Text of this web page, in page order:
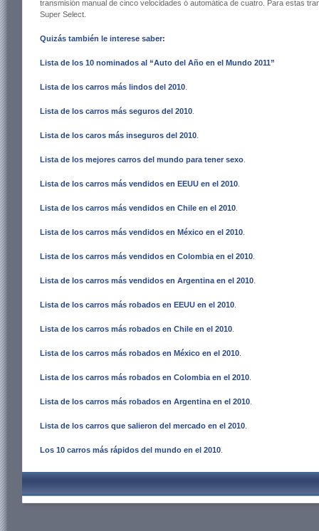
transmisión manual de cinco velocidades ó automática de cuatro. Para estas
Super Select.
Quizás también le interese saber:
Lista de los 10 nominados al “Auto del Año en el Mundo 2011”
Lista de los carros más lindos del 2010
Lista de los carros más seguros del 2010
Lista de los caros más inseguros del 2010
Lista de los mejores carros del mundo para tener sexo
Lista de los carros más vendidos en EEUU en el 2010
Lista de los carros más vendidos en Chile en el 2010
Lista de los carros más vendidos en México en el 2010
Lista de los carros más vendidos en Colombia en el 2010
Lista de los carros más vendidos en Argentina en el 2010
Lista de los carros más robados en EEUU en el 2010
Lista de los carros más robados en Chile en el 2010
Lista de los carros más robados en México en el 2010
Lista de los carros más robados en Colombia en el 2010
Lista de los carros más robados en Argentina en el 2010
Lista de los carros que salieron del mercado en el 2010
Los 10 carros más rápidos del mundo en el 2010